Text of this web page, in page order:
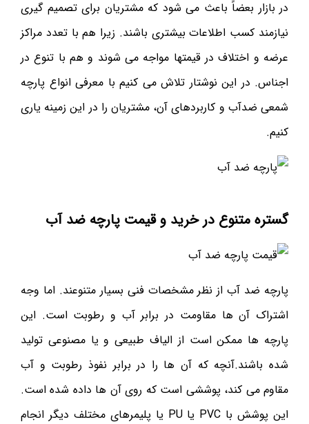
در بازار بعضاً باعث می شود که مشتریان برای تصمیم گیری
نیازمند کسب اطلاعات بیشتری باشند. زیرا هم با تعدد مراکز
عرضه و اختلاف در قیمتها مواجه می شوند و هم با تنوع در
اجناس. در این نوشتار تلاش می کنیم با معرفی انواع پارچه
شمعی ضدآب و کاربردهای آن، مشتریان را در این زمینه یاری
کنیم.
گستره متنوع در خرید و قیمت پارچه ضد آب
پارچه ضد آب از نظر مشخصات فنی بسیار متنوعند. اما وجه
اشتراک آن ها مقاومت در برابر آب و رطوبت است. این
پارچه ها ممکن است از الیاف طبیعی و یا مصنوعی تولید
شده باشند.آنچه که آن ها را در برابر نفوذ رطوبت و آب
مقاوم می کند، پوششی است که روی آن ها داده شده است.
این پوشش با PVC یا PU یا پلیمرهای مختلف دیگر انجام